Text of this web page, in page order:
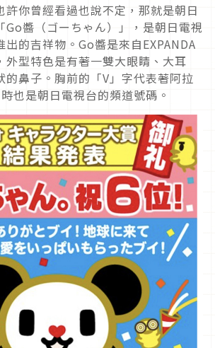
許你曾經看過也說不定，那就是朝日
Go醬（ゴーちゃん）」，是朝日電視
出的吉祥物。Go醬是來自EXPANDA
外型特色是有著一雙大眼睛、大耳
的鼻子。胸前的「V」字代表著阿拉
也是朝日電視台的頻道號碼。